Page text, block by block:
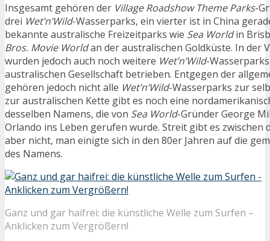
Insgesamt gehören der Village Roadshow Theme Parks-
drei Wet’n’Wild-Wasserparks, ein vierter ist in China
bekannte australische Freizeitparks wie Sea Worldin
Bros. Movie Worldan der australischen Goldküste. In der
wurden jedoch auch noch weitere Wet’n’Wild-
australischen Gesellschaft betrieben. Entgegen der
gehören jedoch nicht alle Wet’n’Wild-Wasserparks zur
zur australischen Kette gibt es noch eine
desselben Namens, die von Sea World-Gründer George
Orlando ins Leben gerufen wurde. Streit gibt es zwischen
aber nicht, man einigte sich in den 80er Jahren auf die
des Namens.
Ganz und gar haifrei: die künstliche Welle zum Surfen –
Anklicken zum Vergrößern!